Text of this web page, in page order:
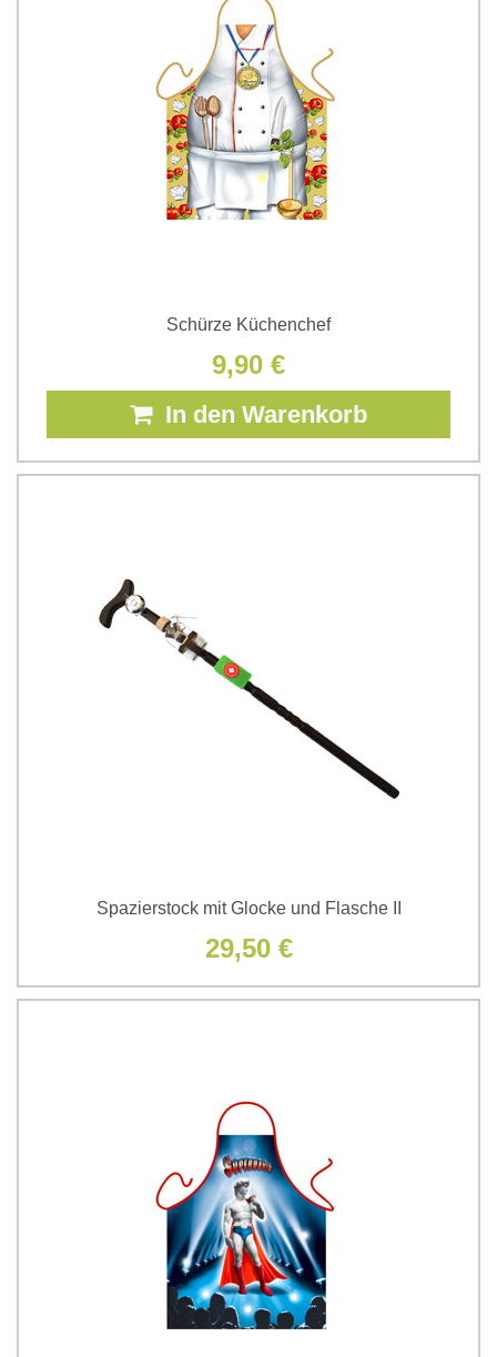
Schürze Küchenchef
9,90 €
In den Warenkorb
Spazierstock mit Glocke und Flasche II
29,50 €